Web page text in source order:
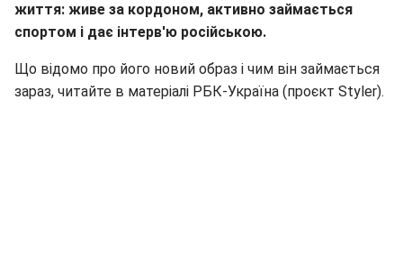
життя: живе за кордоном, активно займається
спортом і дає інтерв'ю російською.
Що відомо про його новий образ і чим він займається
зараз, читайте в матеріалі РБК-Україна (проєкт Styler).